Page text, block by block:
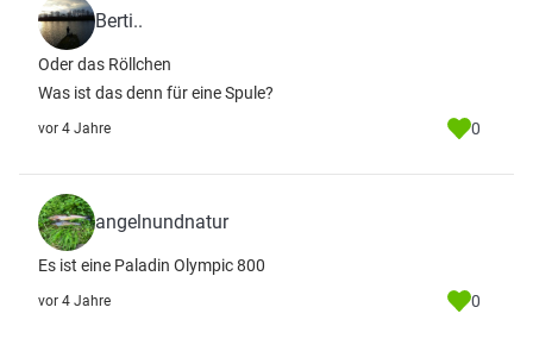
Berti..
Oder das Röllchen
Was ist das denn für eine Spule?
vor 4 Jahre 0
angelnundnatur
Es ist eine Paladin Olympic 800
vor 4 Jahre 0